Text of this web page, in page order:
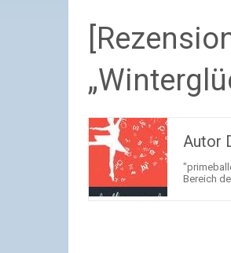
Autor
Bereich